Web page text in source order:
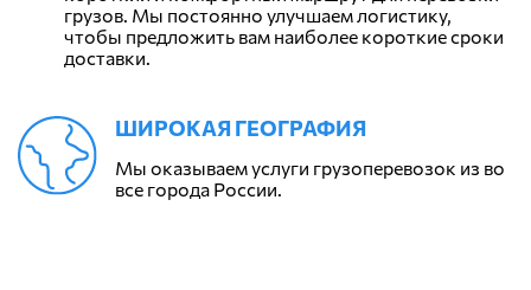
грузов. Мы постоянно улучшаем логистику,
чтобы предложить вам наиболее короткие сроки
доставки.
ШИРОКАЯ ГЕОГРАФИЯ
Мы оказываем услуги грузоперевозок из во
все города России.